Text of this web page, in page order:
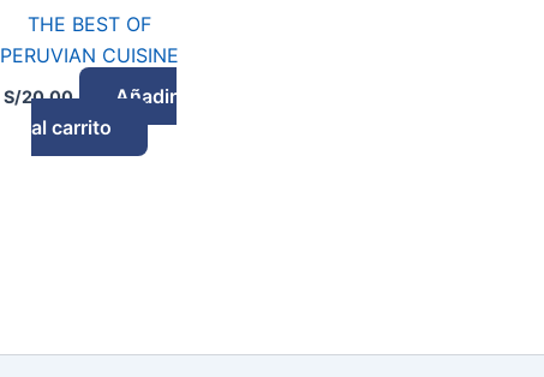
THE BEST OF
PERUVIAN CUISINE
S/20.00
Añadir
al carrito